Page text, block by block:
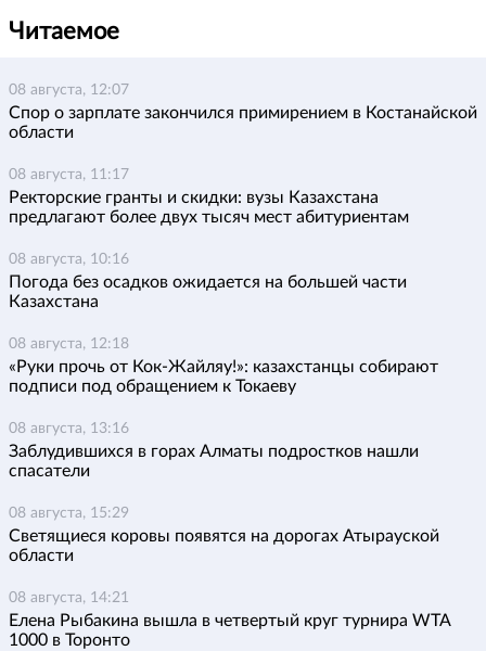
Читаемое
08 августа, 12:07
Спор о зарплате закончился примирением в Костанайской
области
08 августа, 11:17
Ректорские гранты и скидки: вузы Казахстана
предлагают более двух тысяч мест абитуриентам
08 августа, 10:16
Погода без осадков ожидается на большей части
Казахстана
08 августа, 12:18
«Руки прочь от Кок-Жайляу!»: казахстанцы собирают
подписи под обращением к Токаеву
08 августа, 13:16
Заблудившихся в горах Алматы подростков нашли
спасатели
08 августа, 15:29
Светящиеся коровы появятся на дорогах Атырауской
области
08 августа, 14:21
Елена Рыбакина вышла в четвертый круг турнира WTA
1000 в Торонто